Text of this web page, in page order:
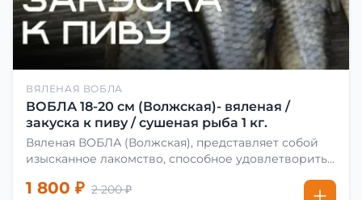
ВЯЛЕНАЯ ВОБЛА
ВОБЛА 18-20 см (Волжская)- вяленая /
закуска к пиву / сушеная рыба 1 кг.
Вяленая ВОБЛА (Волжская), представляет собой
изысканное лакомство, способное удовлетворить
сделать вяленую воблу, её сначала хорошо солят.
1 800 ₽ 2 200 ₽